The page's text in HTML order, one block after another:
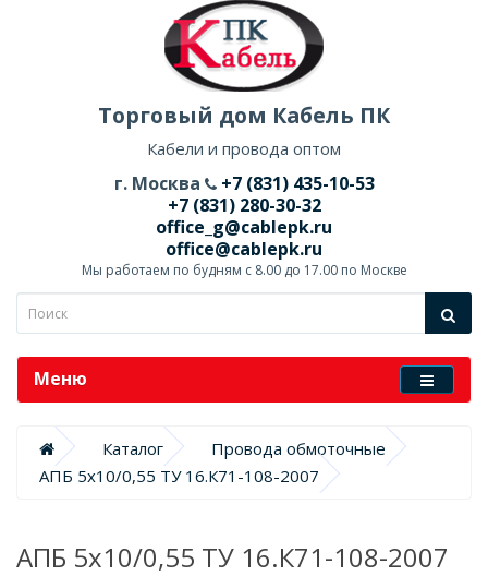
Торговый дом Кабель ПК
Кабели и провода оптом
г. Москва
+7 (831) 435-10-53
+7 (831) 280-30-32
office_g@cablepk.ru
office@cablepk.ru
Мы работаем по будням с 8.00 до 17.00 по Москве
Меню
Каталог
Провода обмоточные
АПБ 5х10/0,55 ТУ 16.К71-108-2007
АПБ 5х10/0,55 ТУ 16.К71-108-2007